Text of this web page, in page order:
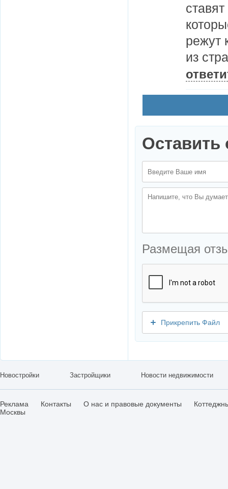
режут
из
Оставить
Размещая
Прикрепить Файл
Новостройки Застройщики Новости недвижимости
Реклама Контакты О нас и правовые документы
Москвы